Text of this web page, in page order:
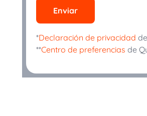
Enviar
*Declaración de privacidad
**Centro de preferencias de